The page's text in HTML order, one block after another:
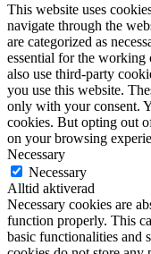
This website uses
navigate through the
are categorized as
essential for the working
also use third-party
you use this website.
only with your consent.
cookies. But opting out
on your browsing
Necessary
Necessary
Alltid aktiverad
Necessary cookies are
function properly. This
basic functionalities and